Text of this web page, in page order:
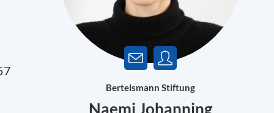
Bertelsmann Stiftung
Naemi Johanning